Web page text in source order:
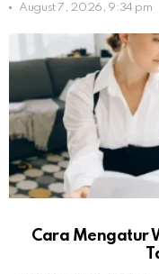
August 7, 2026, 9:34 pm
Cara Mengatur